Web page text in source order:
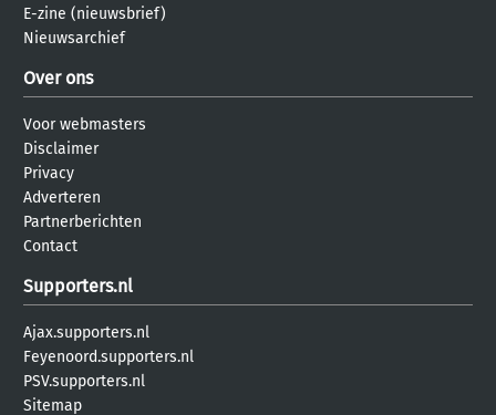
E-zine (nieuwsbrief)
Nieuwsarchief
Over ons
Voor webmasters
Disclaimer
Privacy
Adverteren
Partnerberichten
Contact
Supporters.nl
Ajax.supporters.nl
Feyenoord.supporters.nl
PSV.supporters.nl
Sitemap